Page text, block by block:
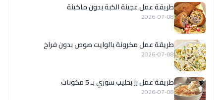
طريقة عمل عجينة الكبة بدون ماكينة
2026-07-08
طريقة عمل مكرونة بالوايت صوص بدون فراخ
2026-07-08
طريقة عمل رز بحليب سوري بـ 5 مكونات
2026-07-08